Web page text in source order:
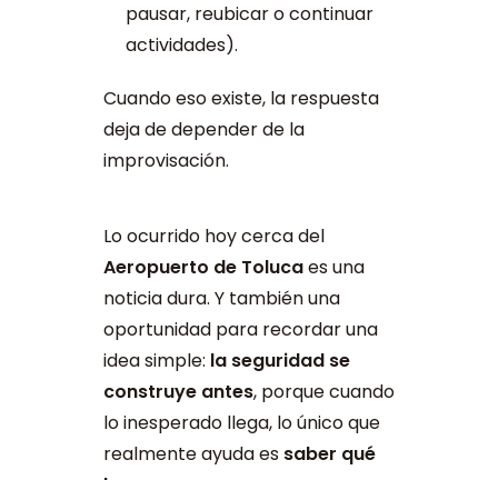
pausar, reubicar o continuar
actividades).
Cuando eso existe, la respuesta
deja de depender de la
improvisación.
Lo ocurrido hoy cerca del
Aeropuerto de Tolucaes una
noticia dura. Y también una
oportunidad para recordar una
idea simple: la seguridad se
construye antes, porque cuando
lo inesperado llega, lo único que
realmente ayuda es saber qué